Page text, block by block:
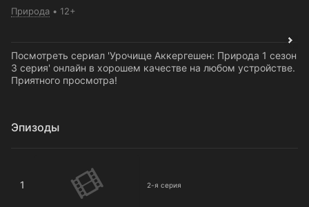
Природа 12+
Посмотреть сериал 'Урочище Аккергешен: Природа 1 сезон
3 серия' онлайн в хорошем качестве на любом устройстве.
Приятного просмотра!
Эпизоды
1 2-я серия